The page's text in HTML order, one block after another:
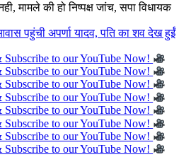
मामले की हो निष्पक्ष जांच, सपा विधायक
पहुंची अपर्णा यादव, पति का शव देख हुईं
Subscribe to our YouTube Now!
Subscribe to our YouTube Now!
Subscribe to our YouTube Now!
Subscribe to our YouTube Now!
Subscribe to our YouTube Now!
Subscribe to our YouTube Now!
Subscribe to our YouTube Now!
Subscribe to our YouTube Now!